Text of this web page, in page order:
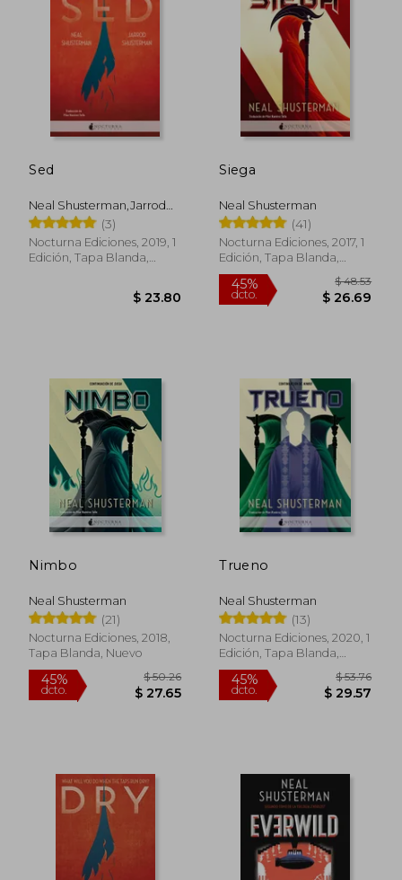
existenciales, consolidándolo como una
figura clave de la literatura contemporánea
juvenil y adulta.
Sed
Neal Shusterman,Jarrod
Shusterman (3)
Nocturna Ediciones, 2019, 1
Edición, Tapa Blanda,
$ 23.80
Siega
Neal Shusterman
(41)
Nocturna Ediciones, 2017, 1
Edición, Tapa Blanda,
Nuevo
45%
dcto.
Nimbo
Neal Shusterman
(21)
Nocturna Ediciones, 2018,
Tapa Blanda, Nuevo
Trueno
Neal Shusterman
(13)
Nocturna Ediciones, 2020, 1
Edición, Tapa Blanda,
Nuevo
45%
dcto.